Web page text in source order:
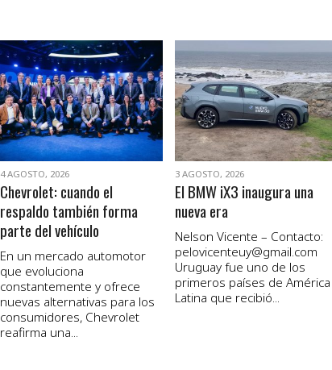
VER NOTA
4 AGOSTO, 2026
Chevrolet: cuando el
respaldo también forma
parte del vehículo
En un mercado automotor
que evoluciona
constantemente y ofrece
nuevas alternativas para los
consumidores, Chevrolet
reafirma una...
VER NOTA
3 AGOSTO, 2026
El BMW iX3 inaugura una
nueva era
Nelson Vicente – Contacto:
pelovicenteuy@gmail.com
Uruguay fue uno de los
primeros países de América
Latina que recibió...